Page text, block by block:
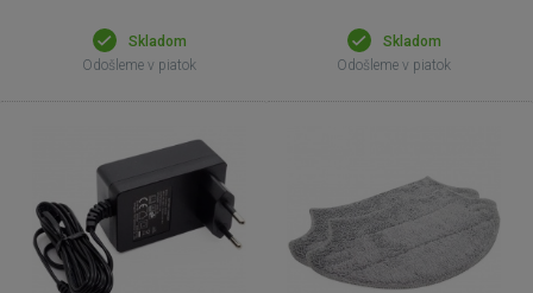
Skladom
Odošleme v piatok
Skladom
Odošleme v piatok